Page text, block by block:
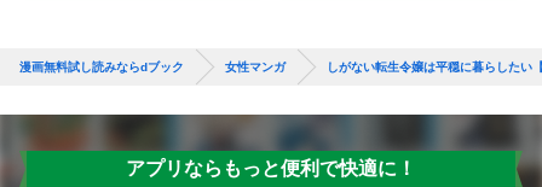
漫画無料試し読みならdブック 女性マンガ しがない転生令嬢は平穏に暮らしたい
アプリならもっと便利で快適に！